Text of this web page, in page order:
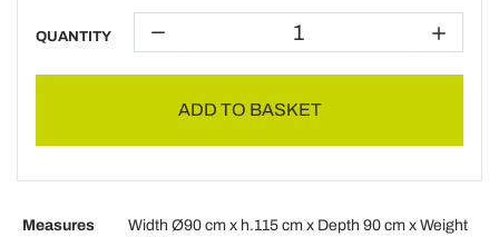
QUANTITY
ADD TO BASKET
Measures
Width Ø90 cm x h.115 cm x Depth 90 cm x Weight